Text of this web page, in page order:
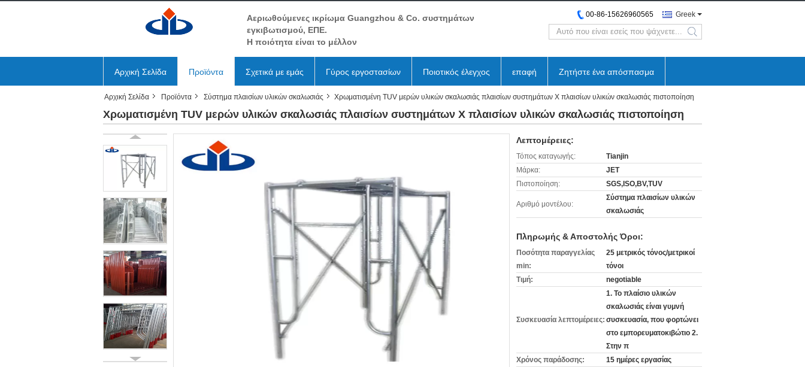
Αεριωθούμενες ικρίωμα Guangzhou & Co. συστημάτων
εγκιβωτισμού, ΕΠΕ.
Η ποιότητα είναι το μέλλον
Greek
00-86-15626960565
search
Αρχική Σελίδα Προϊόντα Σχετικά με εμάς Γύρος εργοστασίων Ποιοτικός έλεγχος επαφή Ζητήστε ένα απόσπασμα
Αρχική Σελίδα Προϊόντα Σύστημα πλαισίων υλικών σκαλωσιάς Χρωματισμένη TUV μερών υλικών σκαλωσιάς πλαισίων συστημάτων Χ πλαισίων υλικών σκαλωσιάς πιστοποίηση
Χρωματισμένη TUV μερών υλικών σκαλωσιάς πλαισίων συστημάτων Χ πλαισίων υλικών σκαλωσιάς πιστοποίηση
Λεπτομέρειες:
Τόπος καταγωγής:
Tianjin
Μάρκα:
JET
Πιστοποίηση:
SGS,ISO,BV,TUV
Αριθμό μοντέλου:
Σύστημα πλαισίων υλικών
σκαλωσιάς
Πληρωμής & Αποστολής Όροι:
Ποσότητα παραγγελίας
min:
25 μετρικός τόνος/μετρικοί
τόνοι
Τιμή:
negotiable
Συσκευασία λεπτομέρειες:
1. Το πλαίσιο υλικών
σκαλωσιάς είναι γυμνή
συσκευασία, που φορτώνει
στο εμπορευματοκιβώτιο 2.
Στην π
Χρόνος παράδοσης:
15 ημέρες εργασίας